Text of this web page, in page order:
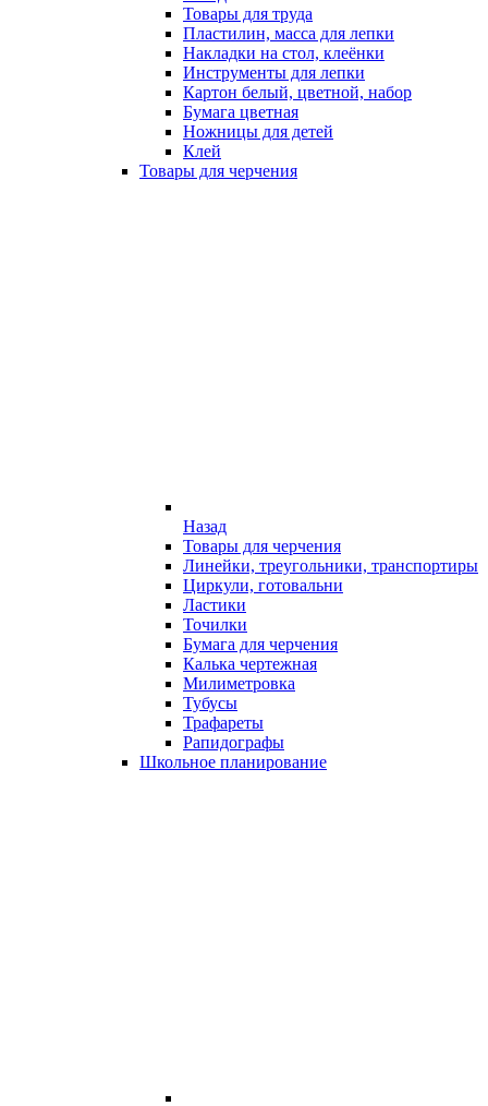
Товары для труда
Пластилин, масса для лепки
Накладки на стол, клеёнки
Инструменты для лепки
Картон белый, цветной, набор
Бумага цветная
Ножницы для детей
Клей
Товары для черчения
Назад
Товары для черчения
Линейки, треугольники, транспортиры
Циркули, готовальни
Ластики
Точилки
Бумага для черчения
Калька чертежная
Милиметровка
Тубусы
Трафареты
Рапидографы
Школьное планирование